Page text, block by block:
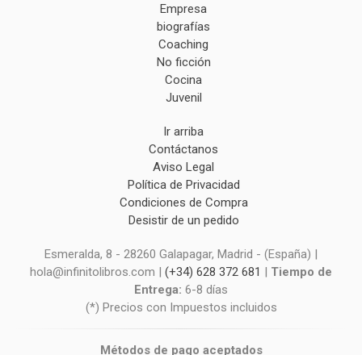
Empresa
biografías
Coaching
No ficción
Cocina
Juvenil
Ir arriba
Contáctanos
Aviso Legal
Política de Privacidad
Condiciones de Compra
Desistir de un pedido
Esmeralda, 8 - 28260 Galapagar, Madrid - (España) |
hola@infinitolibros.com | (+34) 628 372 681 | Tiempo de
Entrega: 6-8 días
(*) Precios con Impuestos incluidos
Métodos de pago aceptados